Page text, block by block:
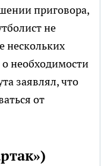
приговора,
не
нескольких
необходимости
заявлял, что
от